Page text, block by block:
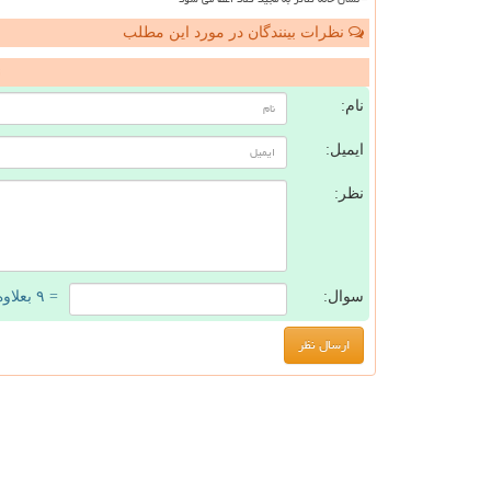
نظرات بینندگان در مورد این مطلب
نام:
ایمیل:
نظر:
سوال: = ۹ بعلاوه ۳